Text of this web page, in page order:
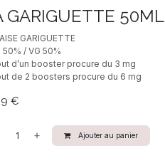
GARIGUETTE 50ML
GARIGUETTE
50% / VG 50%
d’un booster procure du 3 mg
de 2 boosters procure du 6 mg
€
Ajouter au panier